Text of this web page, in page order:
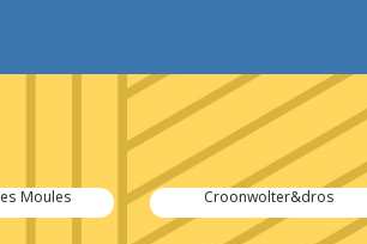
Moules Croonwolter&dros